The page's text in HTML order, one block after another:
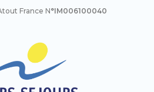
France N°IM006100040